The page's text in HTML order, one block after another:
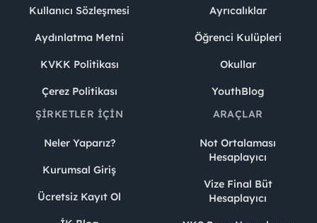
Kullanıcı Sözleşmesi
Aydınlatma Metni
KVKK Politikası
Çerez Politikası
Ayrıcalıklar
Öğrenci Kulüpleri
Okullar
YouthBlog
ŞIRKETLER İÇIN
Neler Yaparız?
Kurumsal Giriş
Ücretsiz Kayıt Ol
ARAÇLAR
Not Ortalaması
Hesaplayıcı
Vize Final Büt
Hesaplayıcı